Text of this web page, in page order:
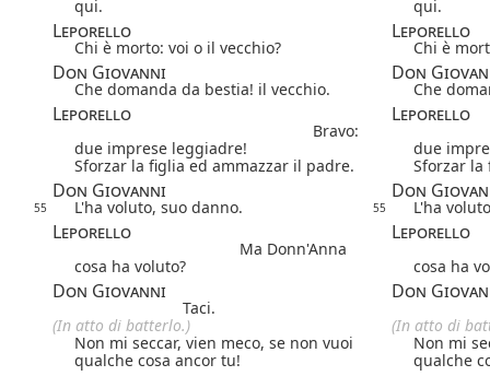
qui.
qui.
Leporello Leporello
Chi è morto: voi o il vecchio? Chi è
Don Giovanni Don
Che domanda da bestia! il vecchio. Che
Leporello Leporello
Bravo:
due imprese leggiadre!
due
Sforzar la figlia ed ammazzar il padre.
Sforzar la
Don Giovanni Don
55 L'ha voluto, suo danno. 55 L'ha
Leporello Leporello
Ma Donn'Anna
cosa ha voluto?
cosa ha
Don Giovanni Don
Taci.
(In atto di batterlo.)
(In atto di
Non mi seccar, vien meco, se non vuoi
Non mi
qualche cosa ancor tu!
qualche